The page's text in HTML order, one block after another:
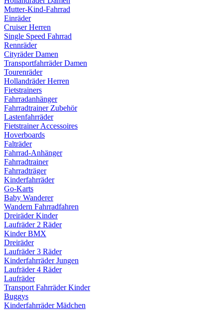
Mutter-Kind-Fahrrad
Einräder
Cruiser Herren
Single Speed Fahrrad
Rennräder
Cityräder Damen
Transportfahrräder Damen
Tourenräder
Hollandräder Herren
Fietstrainers
Fahrradanhänger
Fahrradtrainer Zubehör
Lastenfahrräder
Fietstrainer Accessoires
Hoverboards
Falträder
Fahrrad-Anhänger
Fahrradtrainer
Fahrradträger
Kinderfahrräder
Go-Karts
Baby Wanderer
Wandern Fahrradfahren
Dreiräder Kinder
Laufräder 2 Räder
Kinder BMX
Dreiräder
Laufräder 3 Räder
Kinderfahrräder Jungen
Laufräder 4 Räder
Laufräder
Transport Fahrräder Kinder
Buggys
Kinderfahrräder Mädchen